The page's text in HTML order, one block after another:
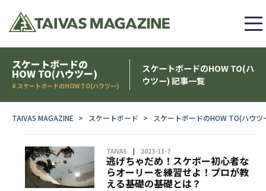
スケートボードの
HOW TO(ハウツー)
# スケートボードのHOW TO(ハウツー)
スケートボードのHOW TO(ハ
ウツー) 記事一覧
TAIVAS MAGAZINE スケートボード スケートボードのHOW TO(ハウツ
TAIVAS 2023-11-7
逃げちゃだめ！スケボー初心者な
らオーリーを練習せよ！プロが教
える基礎の基礎とは？